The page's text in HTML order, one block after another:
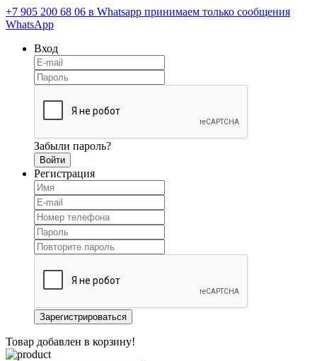
+7 905 200 68 06 в Whatsapp принимаем только сообщения
WhatsApp
Вход
Забыли пароль?
Регистрация
Товар добавлен в корзину!